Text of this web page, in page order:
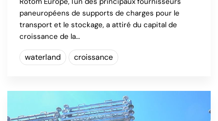
paneuropéens de supports de charges pour le
transport et le stockage, a attiré du capital de
croissance de la…
waterland croissance